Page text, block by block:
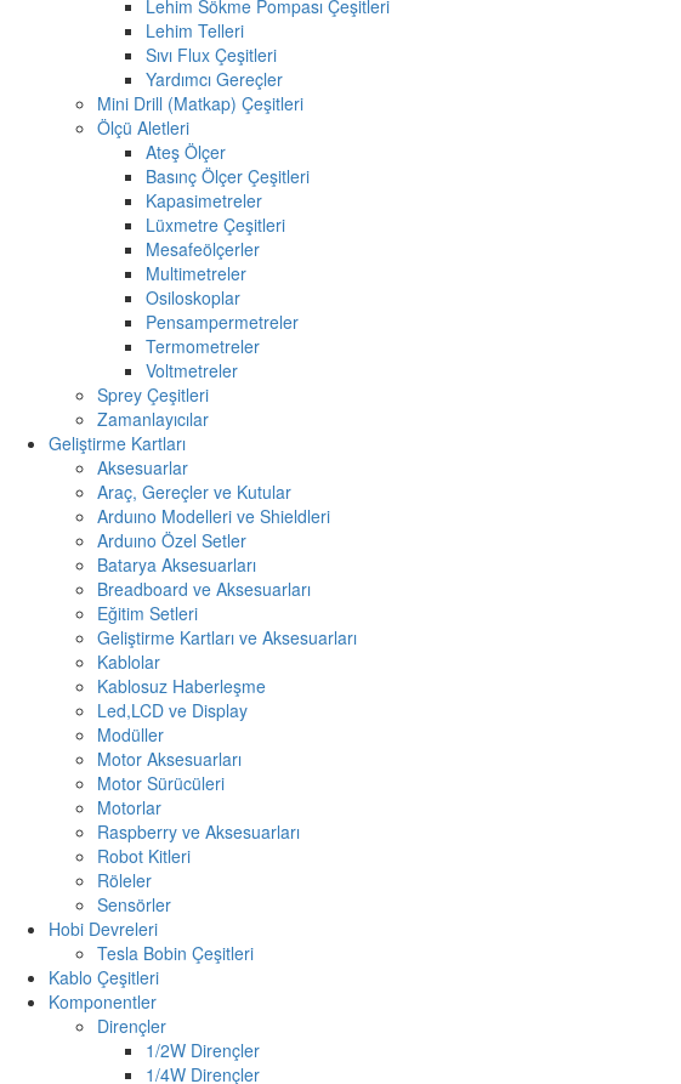
Lehim Sökme Pompası Çeşitleri
Lehim Telleri
Sıvı Flux Çeşitleri
Yardımcı Gereçler
Mini Drill (Matkap) Çeşitleri
Ölçü Aletleri
Ateş Ölçer
Basınç Ölçer Çeşitleri
Kapasimetreler
Lüxmetre Çeşitleri
Mesafeölçerler
Multimetreler
Osiloskoplar
Pensampermetreler
Termometreler
Voltmetreler
Sprey Çeşitleri
Zamanlayıcılar
Geliştirme Kartları
Aksesuarlar
Araç, Gereçler ve Kutular
Arduıno Modelleri ve Shieldleri
Arduıno Özel Setler
Batarya Aksesuarları
Breadboard ve Aksesuarları
Eğitim Setleri
Geliştirme Kartları ve Aksesuarları
Kablolar
Kablosuz Haberleşme
Led,LCD ve Display
Modüller
Motor Aksesuarları
Motor Sürücüleri
Motorlar
Raspberry ve Aksesuarları
Robot Kitleri
Röleler
Sensörler
Hobi Devreleri
Tesla Bobin Çeşitleri
Kablo Çeşitleri
Komponentler
Dirençler
1/2W Dirençler
1/4W Dirençler